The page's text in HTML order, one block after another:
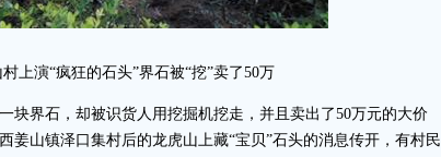
村上演“疯狂的石头”界石被“挖”卖了50万
界石，却被识货人用挖掘机挖走，并且卖出了50万元的大价
姜山镇泽口集村后的龙虎山上藏“宝贝”石头的消息传开，有村民